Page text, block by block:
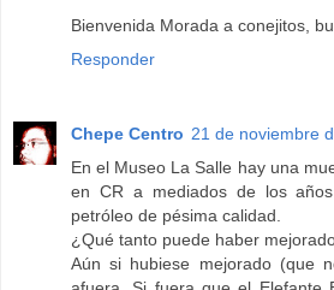
Bienvenida Morada a conejitos,
Responder
Chepe Centro 21 de noviembre
En el Museo La Salle hay una
en CR a mediados de los
petróleo de pésima calidad.
¿Qué tanto puede haber
Aún si hubiese mejorado (que